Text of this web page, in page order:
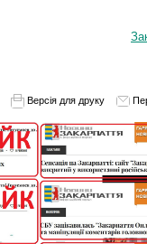
Версія для друку